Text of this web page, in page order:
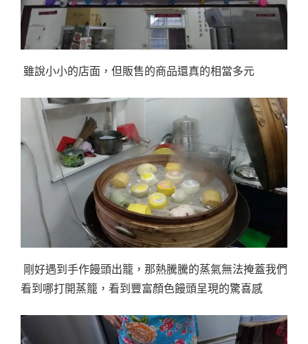
雖說小小的店面，但販售的商品還真的相當多元
剛好遇到手作饅頭出籠，那熱騰騰的蒸氣無法掩蓋我們
看到哪打開蒸籠，看到豐富顏色饅頭呈現的驚喜感